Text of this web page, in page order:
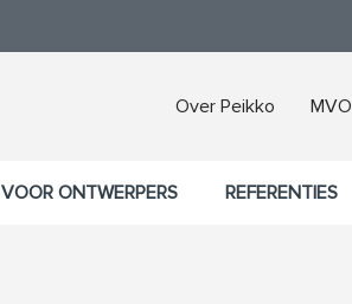
Over Peikko MVO
VOOR ONTWERPERS REFERENTIES